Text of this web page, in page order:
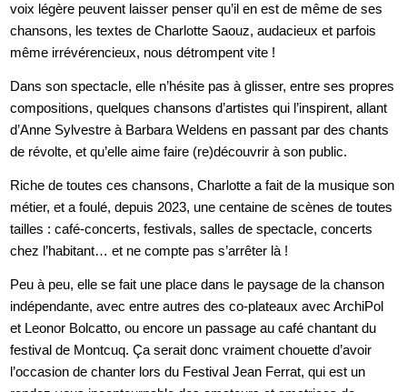
voix légère peuvent laisser penser qu’il en est de même de ses
chansons, les textes de Charlotte Saouz, audacieux et parfois
même irrévérencieux, nous détrompent vite !
Dans son spectacle, elle n’hésite pas à glisser, entre ses propres
compositions, quelques chansons d’artistes qui l’inspirent, allant
d’Anne Sylvestre à Barbara Weldens en passant par des chants
de révolte, et qu’elle aime faire (re)découvrir à son public.
Riche de toutes ces chansons, Charlotte a fait de la musique son
métier, et a foulé, depuis 2023, une centaine de scènes de toutes
tailles : café-concerts, festivals, salles de spectacle, concerts
chez l’habitant… et ne compte pas s’arrêter là !
Peu à peu, elle se fait une place dans le paysage de la chanson
indépendante, avec entre autres des co-plateaux avec ArchiPol
et Leonor Bolcatto, ou encore un passage au café chantant du
festival de Montcuq. Ça serait donc vraiment chouette d’avoir
l’occasion de chanter lors du Festival Jean Ferrat, qui est un